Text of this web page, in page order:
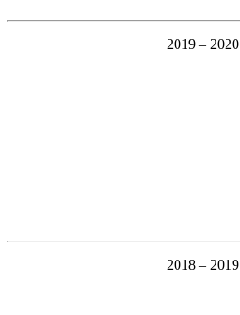
2019 – 2020
2018 – 2019